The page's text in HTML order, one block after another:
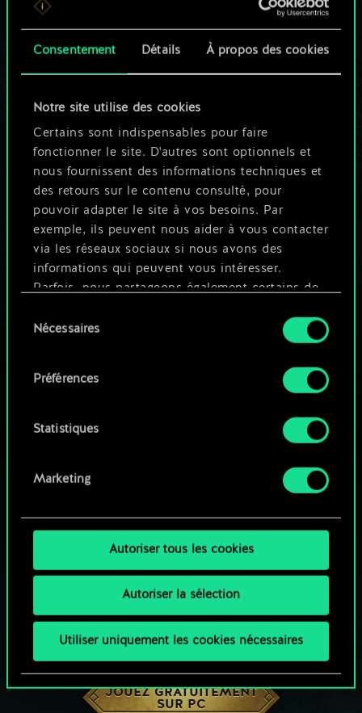
Consentement Détails À propos des cookies
Notre site utilise des cookies
Certains sont indispensables pour faire
fonctionner le site. D'autres sont optionnels et
nous fournissent des informations techniques et
des retours sur le contenu consulté, pour
pouvoir adapter le site à vos besoins. Par
exemple, ils peuvent nous aider à vous contacter
via les réseaux sociaux si nous avons des
informations qui peuvent vous intéresser.
Parfois, nous partageons également certains de
ces cookies optionnels ne seront appliqués
Vous pouvez consulter tous les détails sur notre
préférences dans le menu "Paramètres" ci-
duNécessaires
Préférences
Statistiques
Marketing
Autoriser tous les cookies
Autoriser la sélection
Utiliser uniquement les cookies nécessaires
n'est qu'un jeu de
cartes partagé.
Mais cela peut être
tellement plus !
Nommer ce jeu et créer un guide
OU
Parcourir les jeux de la communauté
UNE PETITE PARTIE DE GWENT ?
JOUEZ GRATUITEMENT
SUR PC